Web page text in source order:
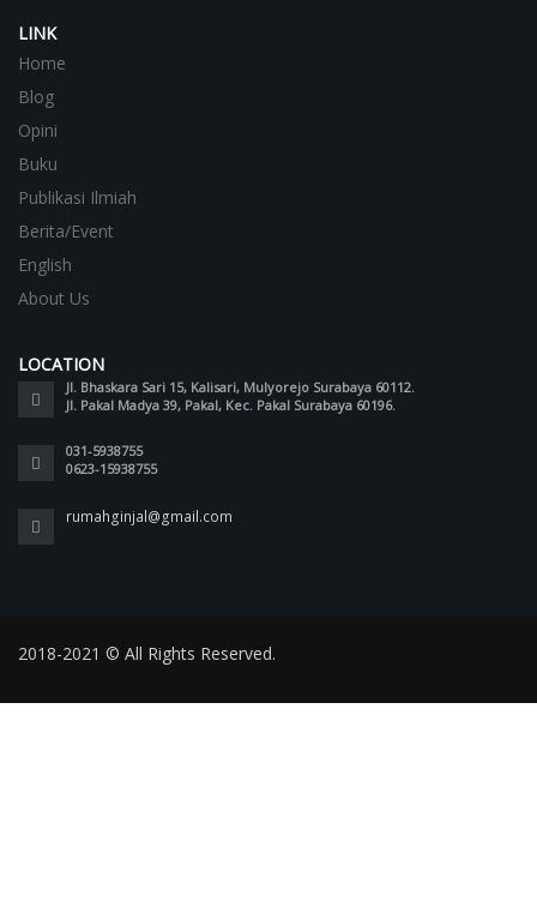
LINK
Home
Blog
Opini
Buku
Publikasi Ilmiah
Berita/Event
English
About Us
LOCATION
Jl. Bhaskara Sari 15, Kalisari, Mulyorejo Surabaya 60112.
Jl. Pakal Madya 39, Pakal, Kec. Pakal Surabaya 60196.
031-5938755
0623-15938755
rumahginjal@gmail.com
2018-2021 © All Rights Reserved.